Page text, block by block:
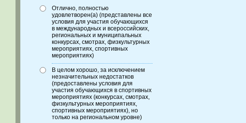
Отлично, полностью
удовлетворен(а) (представлены все
условия для участия обучающихся
в международных и всероссийских,
региональных и муниципальных
конкурсах, смотрах, физкультурных
мероприятиях, спортивных
мероприятиях)
В целом хорошо, за исключением
незначительных недостатков
(предоставлены условия для
участия обучающихся в спортивных
мероприятиях (конкурсах, смотрах,
физкультурных мероприятиях,
спортивных мероприятиях), но
только на региональном уровне)